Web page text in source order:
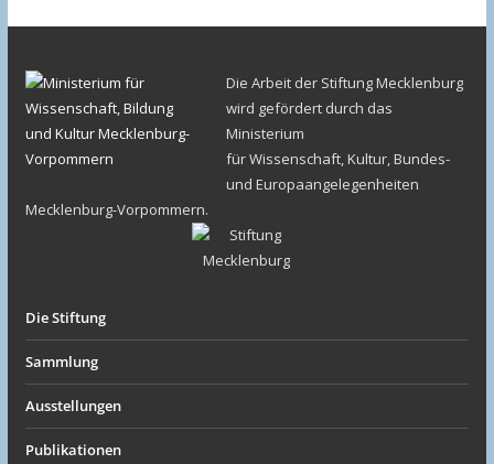
Die Arbeit der Stiftung Mecklenburg
wird gefördert durch das
Ministerium
für Wissenschaft, Kultur, Bundes-
und Europaangelegenheiten
Mecklenburg-Vorpommern.
Die Stiftung
Sammlung
Ausstellungen
Publikationen